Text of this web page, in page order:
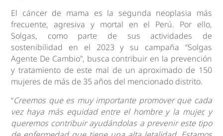
El cáncer de mama es la segunda neoplasia más
frecuente, agresiva y mortal en el Perú. Por ello,
Solgas, como parte de sus actividades de
sostenibilidad en el 2023 y su campaña “Solgas
Agente De Cambio”, busca contribuir en la prevención
y tratamiento de este mal de un aproximado de 150
mujeres de más de 35 años del mencionado distrito.
“Creemos que es muy importante promover que cada
vez haya más equidad entre el hombre y la mujer, y
queremos contribuir ayudándolas a prevenir este tipo